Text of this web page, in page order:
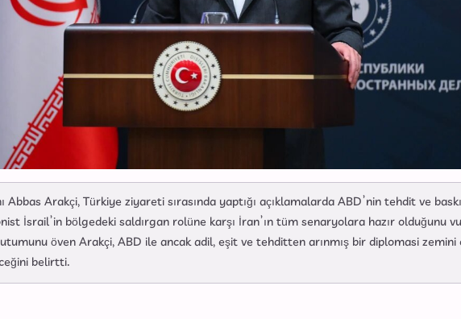
Abbas Arakçi, Türkiye ziyareti sırasında yaptığı açıklamalarda ABD’nin tehdit ve
İsrail’in bölgedeki saldırgan rolüne karşı İran’ın tüm senaryolara hazır olduğunu
öven Arakçi, ABD ile ancak adil, eşit ve tehditten arınmış bir diplomasi
belirtti.